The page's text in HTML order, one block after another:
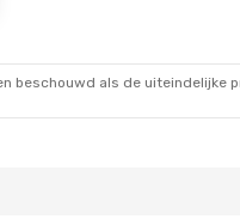
beschouwd als de uiteindelijke